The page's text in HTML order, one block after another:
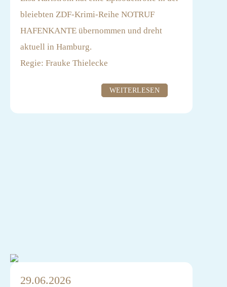
bleiebten ZDF-Krimi-Reihe NOTRUF
HAFENKANTE übernommen und dreht
aktuell in Hamburg.
Regie: Frauke Thielecke
Casting: Anna Kowalski
WEITERLESEN
29.06.2026